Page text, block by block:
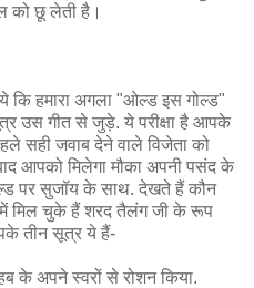
को छू लेती है।
कि हमारा अगला "ओल्ड इस गोल्ड"
उस गीत से जुड़े. ये परीक्षा है आपके
सही जवाब देने वाले विजेता को
आपको मिलेगा मौका अपनी पसंद के
पर सुजॉय के साथ. देखते हैं कौन
मिल चुके हैं शरद तैलंग जी के रूप
तीन सूत्र ये हैं-
के अपने स्वरों से रोशन किया.